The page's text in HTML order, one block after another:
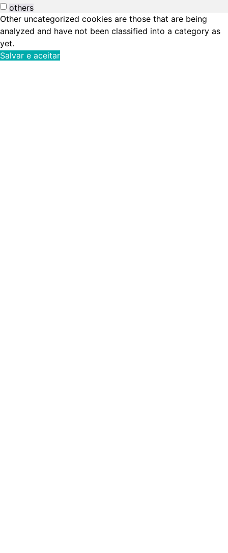
others
Other uncategorized cookies are those that are being
analyzed and have not been classified into a category as
yet.
Salvar e aceitar